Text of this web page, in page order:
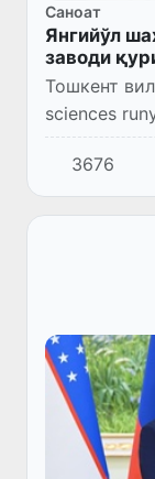
Саноат
Янгийўл
заводи
Тошкент
sciences
Ltd”
3676